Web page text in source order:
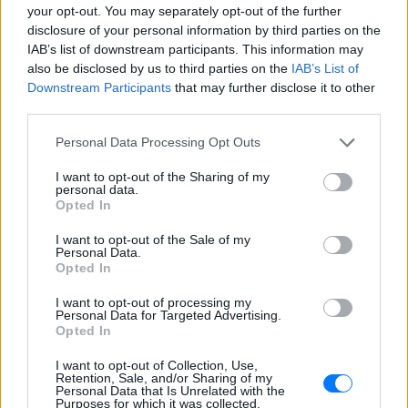
your opt-out. You may separately opt-out of the further
disclosure of your personal information by third parties on the
IAB’s list of downstream participants. This information may
also be disclosed by us to third parties on the IAB’s List of
Downstream Participants that may further disclose it to other
Personal Data Processing Opt Outs
I want to opt-out of the Sharing of my
personal data.
Opted In
I want to opt-out of the Sale of my
Personal Data.
Opted In
I want to opt-out of processing my
Personal Data for Targeted Advertising.
Opted In
I want to opt-out of Collection, Use,
Retention, Sale, and/or Sharing of my
Personal Data that Is Unrelated with the
Purposes for which it was collected.
συμπεριφορά της λίγο μετά τη μοιραία
σύγκρουση
Τροχαίο στις Σέρρες: «Έχασα τη
γυναίκα και το παιδί μου, τα
έχασα όλα» ‑ Ο πόνος του
πατέρα
ΧΤΕΣ
σκοτώθηκαν σε μετωπική σύγκρουση με
φορτηγό στην επαρχιακή οδό Αμφίπολης
Καταδίωξη στο κέντρο της
Θεσσαλονίκης: Έσπασαν το
μ@@@», του φώναζαν
ΧΤΕΣ
καρφώθηκε πάνω σε κολονάκια.